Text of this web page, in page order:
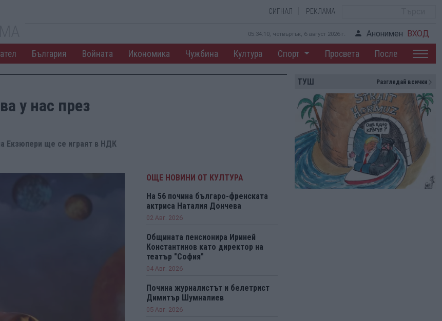
СИГНАЛ РЕКЛАМА
05:34:11, четвъртък, 6 август 2026 г. Анонимен ВХОД
България Войната Икономика Чужбина Култура Спорт Просвета После
у нас през
Екзюпери ще се играят в НДК
ОЩЕ НОВИНИ ОТ КУЛТУРА
На 56 почина българо-френската
актриса Наталия Дончева
02 Авг. 2026
Общината пенсионира Ириней
Константинов като директор на
театър "София"
04 Авг. 2026
Почина журналистът и белетрист
Димитър Шумналиев
05 Авг. 2026
ТУШ Разгледай всички